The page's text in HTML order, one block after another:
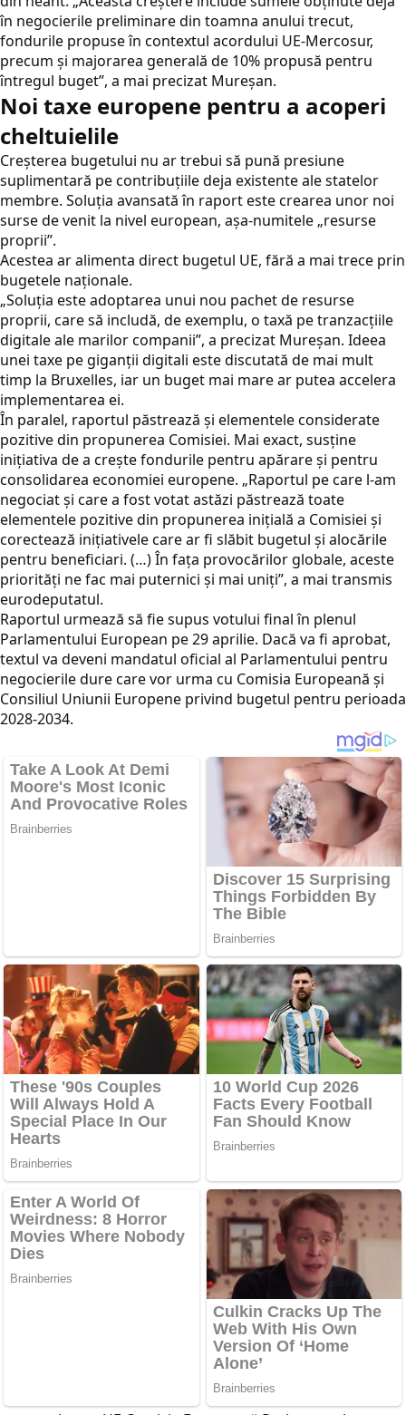
în negocierile preliminare din toamna anului trecut,
fondurile propuse în contextul acordului UE-Mercosur,
precum şi majorarea generală de 10% propusă pentru
întregul buget”, a mai precizat Mureșan.
Noi taxe europene pentru a acoperi
cheltuielile
Creșterea bugetului nu ar trebui să pună presiune
suplimentară pe contribuțiile deja existente ale statelor
membre. Soluția avansată în raport este crearea unor noi
surse de venit la nivel european, așa-numitele „resurse
proprii”.
Acestea ar alimenta direct bugetul UE, fără a mai trece prin
bugetele naționale.
„Soluţia este adoptarea unui nou pachet de resurse
proprii, care să includă, de exemplu, o taxă pe tranzacţiile
digitale ale marilor companii”, a precizat Mureșan. Ideea
unei taxe pe giganții digitali este discutată de mai mult
timp la Bruxelles, iar un buget mai mare ar putea accelera
implementarea ei.
În paralel, raportul păstrează și elementele considerate
pozitive din propunerea Comisiei. Mai exact, susține
inițiativa de a crește fondurile pentru apărare și pentru
consolidarea economiei europene. „Raportul pe care l-am
negociat şi care a fost votat astăzi păstrează toate
elementele pozitive din propunerea iniţială a Comisiei şi
corectează iniţiativele care ar fi slăbit bugetul şi alocările
pentru beneficiari. (…) În faţa provocărilor globale, aceste
priorităţi ne fac mai puternici şi mai uniţi”, a mai transmis
eurodeputatul.
Raportul urmează să fie supus votului final în plenul
Parlamentului European pe 29 aprilie. Dacă va fi aprobat,
textul va deveni mandatul oficial al Parlamentului pentru
negocierile dure care vor urma cu Comisia Europeană și
Consiliul Uniunii Europene privind bugetul pentru perioada
2028-2034.